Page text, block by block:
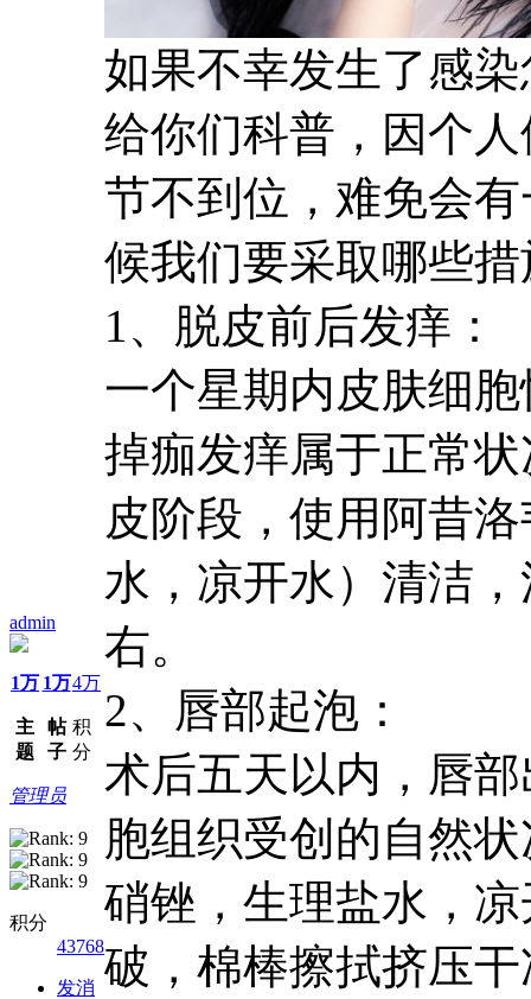
admin
1万
主
题
1万
帖
子
4万
积
分
管理员
积分
43768
发消
如果不幸发生了感
给你们科普，因个
节不到位，难免会
候我们要采取哪些
1、脱皮前后发痒：
一个星期内皮肤细
掉痂发痒属于正常
皮阶段，使用阿昔
水，凉开水）清洁
右。
2、唇部起泡：
术后五天以内，唇
胞组织受创的自然
硝锉，生理盐水，
破，棉棒擦拭挤压